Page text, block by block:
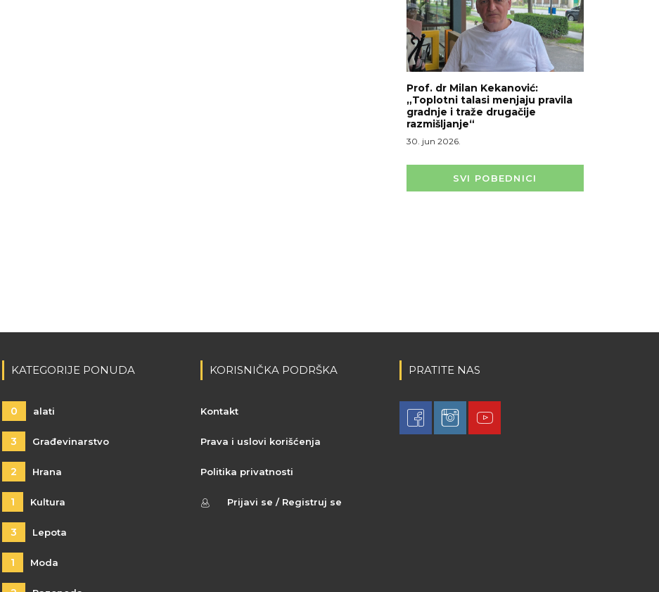
Prof. dr Milan Kekanović:
„Toplotni talasi menjaju pravila
gradnje i traže drugačije
razmišljanje“
30. jun 2026.
SVI POBEDNICI
KATEGORIJE PONUDA
0 alati
3 Građevinarstvo
2 Hrana
1 Kultura
3 Lepota
1 Moda
KORISNIČKA PODRŠKA
Kontakt
Prava i uslovi korišćenja
Politika privatnosti
Prijavi se / Registruj se
PRATITE NAS